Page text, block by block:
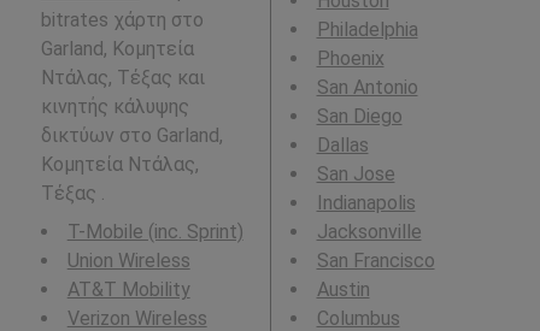
bitrates χάρτη στο
Garland, Κομητεία
Ντάλας, Τέξας και
κινητής κάλυψης
δικτύων στο Garland,
Κομητεία Ντάλας,
Τέξας .
T-Mobile (inc. Sprint)
Union Wireless
AT&T Mobility
Verizon Wireless
Philadelphia
Phoenix
San Antonio
San Diego
Dallas
San Jose
Indianapolis
Jacksonville
San Francisco
Austin
Columbus